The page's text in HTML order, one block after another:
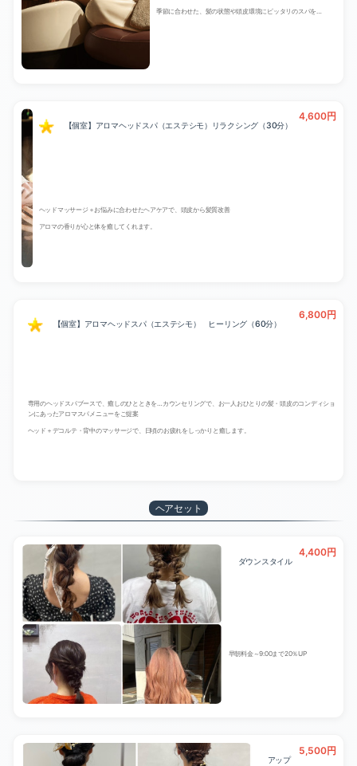
季節に合わせた、髪の状態や頭皮環境にピッタリのスパを…
【個室】アロマヘッドスパ（エステシモ）リラクシング（30分）
4,600円
ヘッドマッサージ＋お悩みに合わせたヘアケアで、頭皮から髪質改善
アロマの香りが心と体を癒してくれます。
【個室】アロマヘッドスパ（エステシモ） ヒーリング（60分）
6,800円
専用のヘッドスパブースで、癒しのひとときを…カウンセリングで、お一人おひとりの髪・頭皮のコンディショ
ンにあったアロマスパメニューをご提案
ヘッド＋デコルテ・背中のマッサージで、日頃のお疲れをしっかりと癒します。
ヘアセット
ダウンスタイル
4,400円
早朝料金～9:00まで20％UP
アップ
5,500円